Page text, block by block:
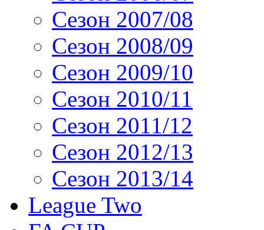
Сезон 2007/08
Сезон 2008/09
Сезон 2009/10
Сезон 2010/11
Сезон 2011/12
Сезон 2012/13
Сезон 2013/14
League Two